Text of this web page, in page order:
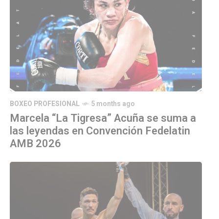
BOXEO PROFESIONAL 5 months ago
Marcela “La Tigresa” Acuña se suma a
las leyendas en Convención Fedelatin
AMB 2026